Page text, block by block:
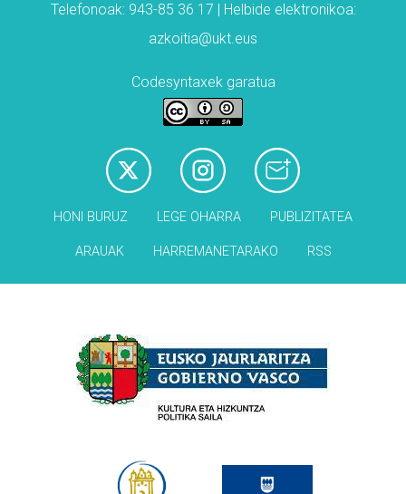
Telefonoak: 943-85 36 17 | Helbide elektronikoa:
azkoitia@ukt.eus
Codesyntaxek garatua
HONI BURUZ LEGE OHARRA PUBLIZITATEA
ARAUAK HARREMANETARAKO RSS